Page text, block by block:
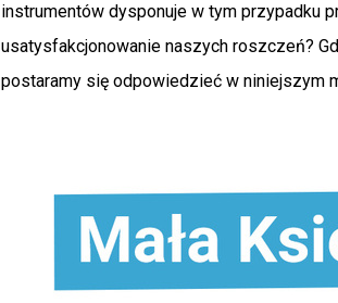
instrumentów dysponuje w tym przypadku
usatysfakcjonowanie naszych roszczeń?
postaramy się odpowiedzieć w niniejszym